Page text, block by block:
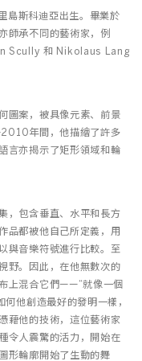
島斯科迪亞出生。畢業於
師承不同的藝術家，例
Scully 和 Nikolaus Lang
圖案，被具像元素、前景
年間，他描繪了許多
言亦揭示了矩形領域和輪
，包含垂直、水平和長方
品都被他自己所定義，用
與音樂符號進行比較。至
野。因此，在他無數次的
上混合它們——“就像一個
何他創造最好的發明一樣，
藉他的技術，這位藝術家
令人震驚的活力，開始在
形輪廓開始了生動的舞